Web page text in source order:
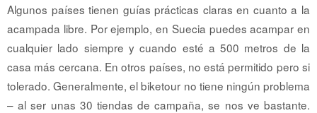
Algunos países tienen guías prácticas claras en cuanto a la
acampada libre. Por ejemplo, en Suecia puedes acampar en
cualquier lado siempre y cuando esté a 500 metros de la
casa más cercana. En otros países, no está permitido pero si
tolerado. Generalmente, el biketour no tiene ningún problema
– al ser unas 30 tiendas de campaña, se nos ve bastante.